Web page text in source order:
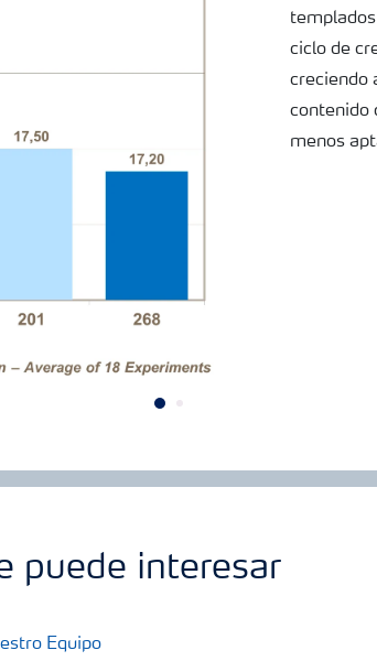
ciclo de
creciendo
contenido
menos
puede interesar
Equipo